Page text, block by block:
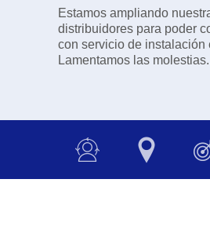
Estamos ampliando
distribuidores para poder contar pronto
con servicio de instalación
Lamentamos las molestias.